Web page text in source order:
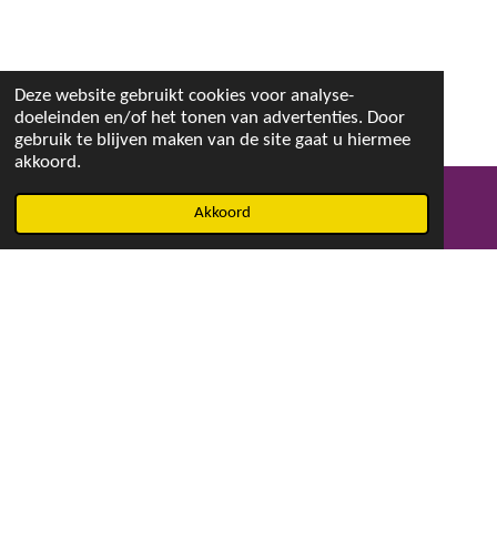
Deze website gebruikt cookies voor analyse-
doeleinden en/of het tonen van advertenties. Door
gebruik te blijven maken van de site gaat u hiermee
akkoord.
Akkoord